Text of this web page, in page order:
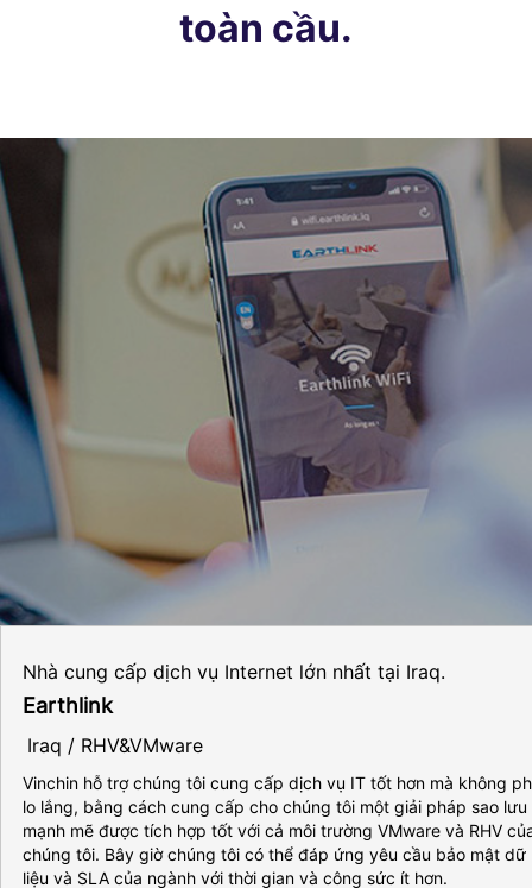
toàn cầu.
Nhà cung cấp dịch vụ Internet lớn nhất tại Iraq.
Earthlink
Iraq / RHV&VMware
Vinchin hỗ trợ chúng tôi cung cấp dịch vụ IT tốt hơn mà không
lo lắng, bằng cách cung cấp cho chúng tôi một giải pháp sao lưu
mạnh mẽ được tích hợp tốt với cả môi trường VMware và RHV
chúng tôi. Bây giờ chúng tôi có thể đáp ứng yêu cầu bảo mật dữ
liệu và SLA của ngành với thời gian và công sức ít hơn.